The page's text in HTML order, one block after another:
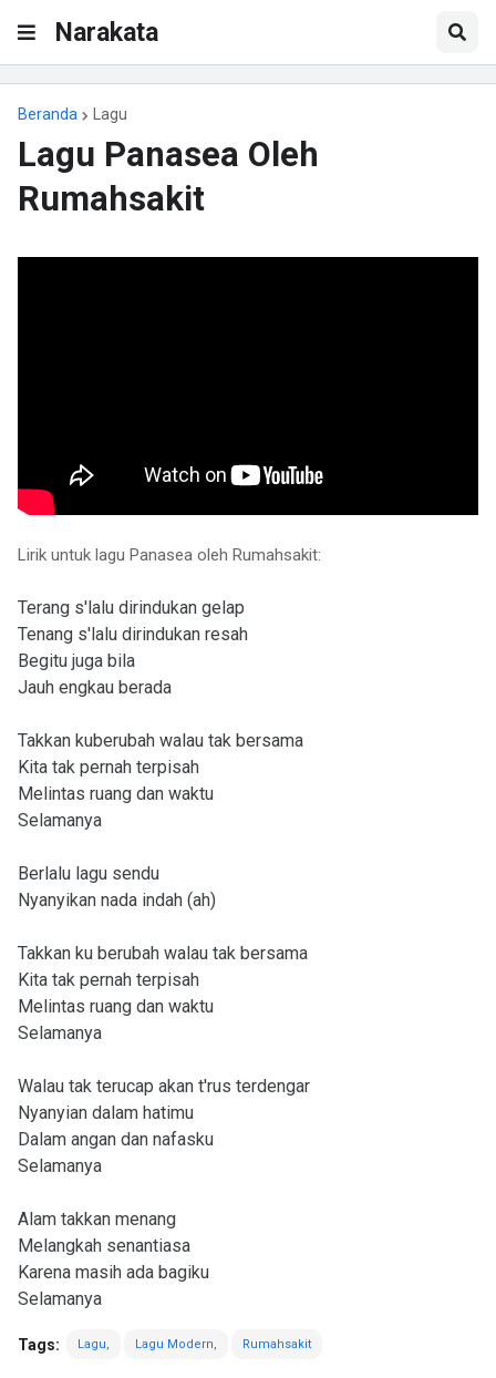
Narakata
Beranda Lagu
Lagu Panasea Oleh
Rumahsakit
Lirik untuk lagu Panasea oleh Rumahsakit:
Terang s'lalu dirindukan gelap
Tenang s'lalu dirindukan resah
Begitu juga bila
Jauh engkau berada
Takkan kuberubah walau tak bersama
Kita tak pernah terpisah
Melintas ruang dan waktu
Selamanya
Berlalu lagu sendu
Nyanyikan nada indah (ah)
Takkan ku berubah walau tak bersama
Kita tak pernah terpisah
Melintas ruang dan waktu
Selamanya
Walau tak terucap akan t'rus terdengar
Nyanyian dalam hatimu
Dalam angan dan nafasku
Selamanya
Alam takkan menang
Melangkah senantiasa
Karena masih ada bagiku
Selamanya
Tags: Lagu Lagu Modern Rumahsakit